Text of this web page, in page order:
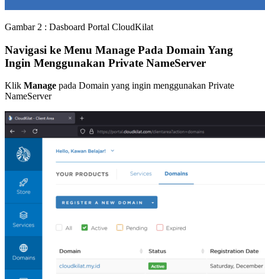
Gambar 2 : Dasboard Portal CloudKilat
Navigasi ke Menu Manage Pada Domain Yang
Ingin Menggunakan Private NameServer
Klik Manage pada Domain yang ingin menggunakan Private
NameServer